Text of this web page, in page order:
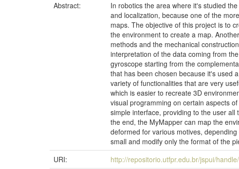
Abstract:
In robotics the area where it's studied
and localization, because one of the
maps. The objective of this project is to
the environment to create a map.
methods and the mechanical
interpretation of the data coming from
gyroscope starting from the
that has been chosen because it's used
variety of functionalities that are very
which is easier to recreate 3D
visual programming on certain aspects
simple interface, providing to the user
the end, the MyMapper can map the
deformed for various motives,
small and modify only the format of the
URI:
http://repositorio.utfpr.edu.br/jspui/